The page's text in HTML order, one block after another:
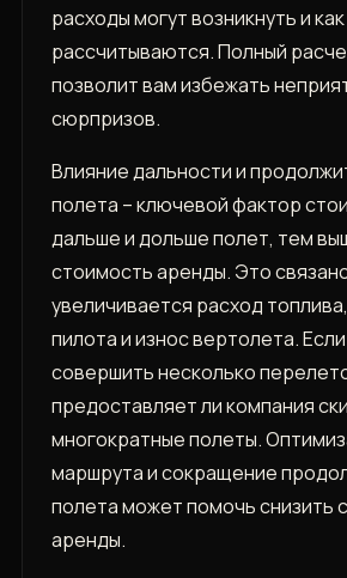
расходы могут возникнуть и
рассчитываются. Полный
позволит вам избежать
сюрпризов.
Влияние дальности и
полета – ключевой фактор
дальше и дольше полет, тем
стоимость аренды. Это
увеличивается расход
пилота и износ вертолета.
совершить несколько
предоставляет ли компания
многократные полеты.
маршрута и сокращение
полета может помочь снизить
аренды.